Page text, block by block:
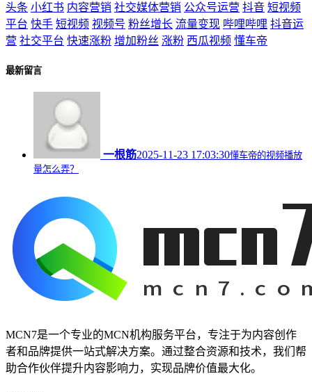
头条 小红书 内容营销 社交媒体营销 公众号运营 抖音 短视频
平台 快手 短视频 视频号 粉丝增长 流量变现 哔哩哔哩 抖音运
营 社交平台 快速涨粉 增加粉丝 涨粉 西瓜视频 懂车帝
最新留言
一根筋2025-11-23 17:03:30懂车帝的视频播放
量怎么弄？
MCN7是一个专业的MCN机构服务平台，专注于为内容创作
者和品牌提供一站式解决方案。通过整合资源和技术，我们帮
助合作伙伴提升内容影响力，实现品牌价值最大化。